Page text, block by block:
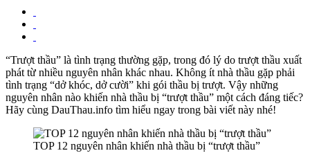
“Trượt thầu” là tình trạng thường gặp, trong đó lý do trượt thầu xuất
phát từ nhiều nguyên nhân khác nhau. Không ít nhà thầu gặp phải
tình trạng “dở khóc, dở cười” khi gói thầu bị trượt. Vậy những
nguyên nhân nào khiến nhà thầu bị “trượt thầu” một cách đáng tiếc?
Hãy cùng DauThau.info tìm hiểu ngay trong bài viết này nhé!
TOP 12 nguyên nhân khiến nhà thầu bị “trượt thầu”